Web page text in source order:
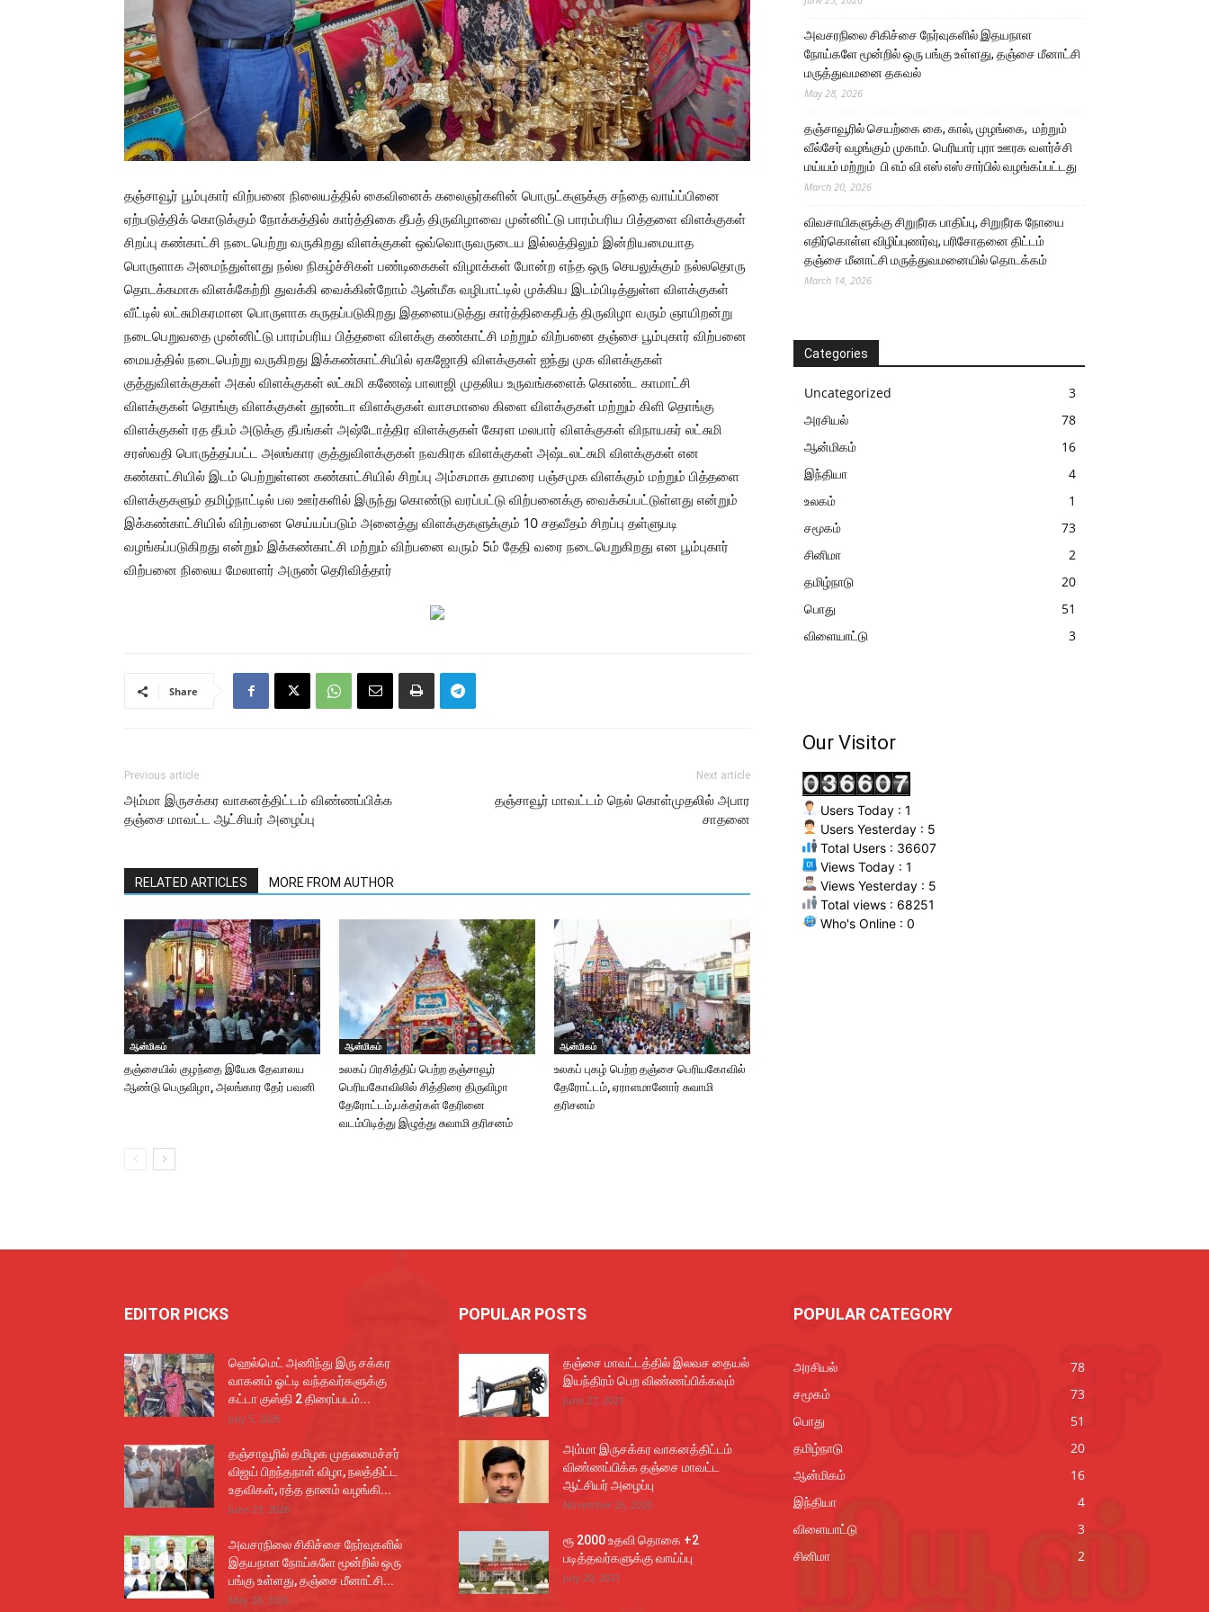
தஞ்சாவூர் பூம்புகார் விற்பனை நிலையத்தில் கைவினைக் கலைஞர்களின் பொருட்களுக்கு சந்தை வாய்ப்பினை
ஏற்படுத்திக் கொடுக்கும் நோக்கத்தில் கார்த்திகை தீபத் திருவிழாவை முன்னிட்டு பாரம்பரிய பித்தளை விளக்குகள்
சிறப்பு கண்காட்சி நடைபெற்று வருகிறது விளக்குகள் ஒவ்வொருவருடைய இல்லத்திலும் இன்றியமையாத
பொருளாக அமைந்துள்ளது நல்ல நிகழ்ச்சிகள் பண்டிகைகள் விழாக்கள் போன்ற எந்த ஒரு செயலுக்கும் நல்லதொரு
தொடக்கமாக விளக்கேற்றி துவக்கி வைக்கின்றோம் ஆன்மீக வழிபாட்டில் முக்கிய இடம்பிடித்துள்ள விளக்குகள்
வீட்டில் லட்சுமிகரமான பொருளாக கருதப்படுகிறது இதனையடுத்து கார்த்திகைதீபத் திருவிழா வரும் ஞாயிறன்று
நடைபெறுவதை முன்னிட்டு பாரம்பரிய பித்தளை விளக்கு கண்காட்சி மற்றும் விற்பனை தஞ்சை பூம்புகார் விற்பனை
மையத்தில் நடைபெற்று வருகிறது இக்கண்காட்சியில் ஏகஜோதி விளக்குகள் ஐந்து முக விளக்குகள்
குத்துவிளக்குகள் அகல் விளக்குகள் லட்சுமி கணேஷ் பாலாஜி முதலிய உருவங்களைக் கொண்ட காமாட்சி
விளக்குகள் தொங்கு விளக்குகள் தூண்டா விளக்குகள் வாசமாலை கிளை விளக்குகள் மற்றும் கிளி தொங்கு
விளக்குகள் ரத தீபம் அடுக்கு தீபங்கள் அஷ்டோத்திர விளக்குகள் கேரள மலபார் விளக்குகள் விநாயகர் லட்சுமி
சரஸ்வதி பொருத்தப்பட்ட அலங்கார குத்துவிளக்குகள் நவகிரக விளக்குகள் அஷ்டலட்சுமி விளக்குகள் என
கண்காட்சியில் இடம் பெற்றுள்ளன கண்காட்சியில் சிறப்பு அம்சமாக தாமரை பஞ்சமுக விளக்கும் மற்றும் பித்தளை
விளக்குகளும் தமிழ்நாட்டில் பல ஊர்களில் இருந்து கொண்டு வரப்பட்டு விற்பனைக்கு வைக்கப்பட்டுள்ளது என்றும்
இக்கண்காட்சியில் விற்பனை செய்யப்படும் அனைத்து விளக்குகளுக்கும் 10 சதவீதம் சிறப்பு தள்ளுபடி
வழங்கப்படுகிறது என்றும் இக்கண்காட்சி மற்றும் விற்பனை வரும் 5ம் தேதி வரை நடைபெறுகிறது என பூம்புகார்
விற்பனை நிலைய மேலாளர் அருண் தெரிவித்தார்
Share
Previous article
அம்மா இருசக்கர வாகனத்திட்டம் விண்ணப்பிக்க
தஞ்சை மாவட்ட ஆட்சியர் அழைப்பு
Next article
தஞ்சாவூர் மாவட்டம் நெல் கொள்முதலில் அபார
சாதனை
RELATED ARTICLES MORE FROM AUTHOR
ஆன்மிகம்
தஞ்சையில் குழந்தை இயேசு தேவாலய
ஆண்டு பெருவிழா, அலங்கார தேர் பவனி
ஆன்மிகம்
உலகப் பிரசித்திப் பெற்ற தஞ்சாவூர்
பெரியகோவிலில் சித்திரை திருவிழா
தேரோட்டம்,பக்தர்கள் தேரினை
வடம்பிடித்து இழுத்து சுவாமி தரிசனம்
ஆன்மிகம்
உலகப் புகழ் பெற்ற தஞ்சை பெரியகோவில்
தேரோட்டம், ஏராளமானோர் சுவாமி
தரிசனம்
அவசரநிலை சிகிச்சை நேர்வுகளில் இதயநாள
நோய்களே மூன்றில் ஒரு பங்கு உள்ளது, தஞ்சை மீனாட்சி
மருத்துவமனை தகவல்
May 28, 2026
தஞ்சாவூரில் செயற்கை கை, கால், முழங்கை, மற்றும்
வீல்சேர் வழங்கும் முகாம். பெரியார் புரா ஊரக வளர்ச்சி
மய்யம் மற்றும் பி எம் வி எஸ் எஸ் சார்பில் வழங்கப்பட்டது
March 20, 2026
விவசாயிகளுக்கு சிறுநீரக பாதிப்பு, சிறுநீரக நோயை
எதிர்கொள்ள விழிப்புணர்வு, பரிசோதனை திட்டம்
தஞ்சை மீனாட்சி மருத்துவமனையில் தொடக்கம்
March 14, 2026
Categories
Uncategorized
3
அரசியல்
78
ஆன்மிகம்
16
இந்தியா
4
உலகம்
1
சமூகம்
73
சினிமா
2
தமிழ்நாடு
20
பொது
51
விளையாட்டு
3
Our Visitor
Users Today : 1
Users Yesterday : 5
Total Users : 36607
Views Today : 1
Views Yesterday : 5
Total views : 68251
Who's Online : 0
EDITOR PICKS
ஹெல்மெட் அணிந்து இரு சக்கர
வாகனம் ஓட்டி வந்தவர்களுக்கு
கட்டா குஸ்தி 2 திரைப்படம்...
July 5, 2026
தஞ்சாவூரில் தமிழக முதலமைச்சர்
விஜய் பிறந்தநாள் விழா, நலத்திட்ட
உதவிகள், ரத்த தானம் வழங்கி...
June 23, 2026
அவசரநிலை சிகிச்சை நேர்வுகளில்
இதயநாள நோய்களே மூன்றில் ஒரு
பங்கு உள்ளது, தஞ்சை மீனாட்சி...
May 28, 2026
POPULAR POSTS
தஞ்சை மாவட்டத்தில் இலவச தையல்
இயந்திரம் பெற விண்ணப்பிக்கவும்
June 27, 2021
அம்மா இருசக்கர வாகனத்திட்டம்
விண்ணப்பிக்க தஞ்சை மாவட்ட
ஆட்சியர் அழைப்பு
November 26, 2020
ரூ 2000 உதவி தொகை +2
படித்தவர்களுக்கு வாய்ப்பு
July 20, 2021
POPULAR CATEGORY
அரசியல்
78
சமூகம்
73
பொது
51
தமிழ்நாடு
20
ஆன்மிகம்
16
இந்தியா
4
விளையாட்டு
3
சினிமா
2